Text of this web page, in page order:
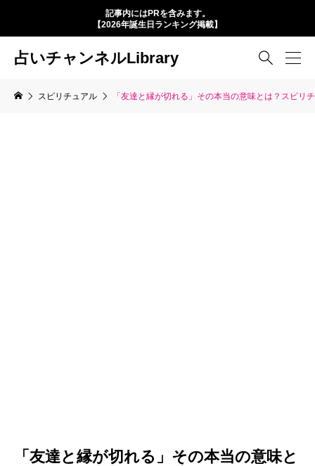
記事内にはPRを含みます。
【2026年誕生日ランキング掲載】
占いチャンネルLibrary 
スピリチュアル 「友達と縁が切れる」その本当の意味とは？スピ
「友達と縁が切れる」その本当の意味と